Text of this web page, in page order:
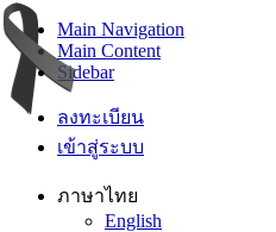
Main Navigation
Main Content
Sidebar
ลงทะเบียน
เข้าสู่ระบบ
ภาษาไทย
English